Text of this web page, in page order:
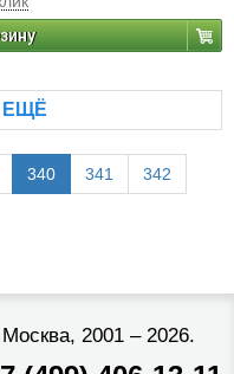
ЕЩЁ
340 341 342
2001 – 2026.